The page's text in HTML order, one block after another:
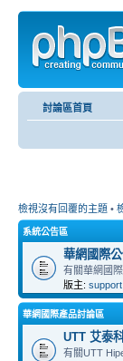
討論區首頁
檢視沒有回覆的主題 •
系統公告區
華網國際
有關華網國
版主: support
華網國際產品討論區
UTT 艾泰
有關UTT